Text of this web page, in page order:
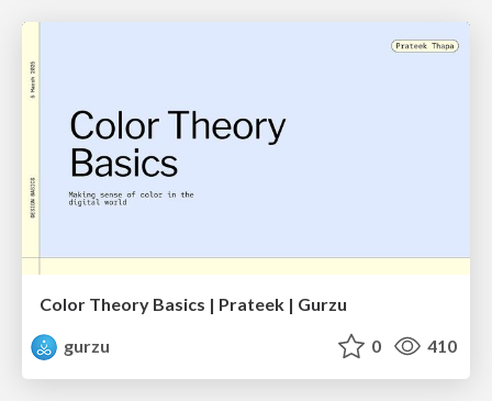
Color Theory Basics | Prateek | Gurzu
gurzu
0 410